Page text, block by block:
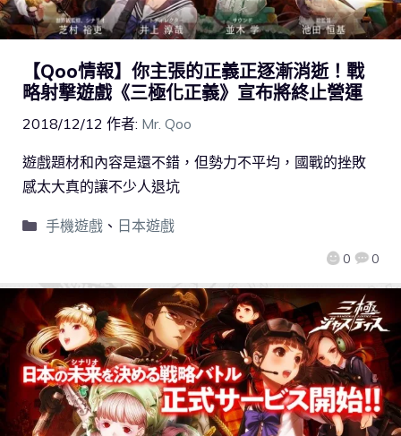
【Qoo情報】你主張的正義正逐漸消逝！戰
略射撃遊戲《三極化正義》宣布將終止營運
2018/12/12 作者: Mr. Qoo
0 0
遊戲題材和內容是還不錯，但勢力不平均，國戰的挫敗
感太大真的讓不少人退坑
手機遊戲、 日本遊戲